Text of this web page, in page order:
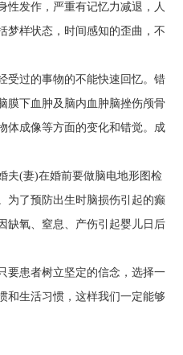
性发作，严重有记忆力减退，人
梦样状态，时间感知的歪曲，不
受过的事物的不能快速回忆。错
膜下血肿及脑内血肿脑挫伤颅骨
成像等方面的变化和错觉。 成
夫(妻)在婚前要做脑电地形图检
为了预防出生时脑损伤引起的癫
缺氧、窒息、产伤引起婴儿日后
要患者树立坚定的信念，选择一
和生活习惯，这样我们一定能够